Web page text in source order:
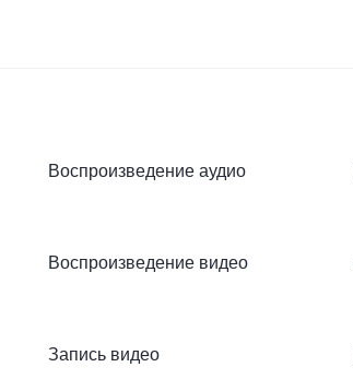
Воспроизведение аудио
Воспроизведение видео
Запись видео